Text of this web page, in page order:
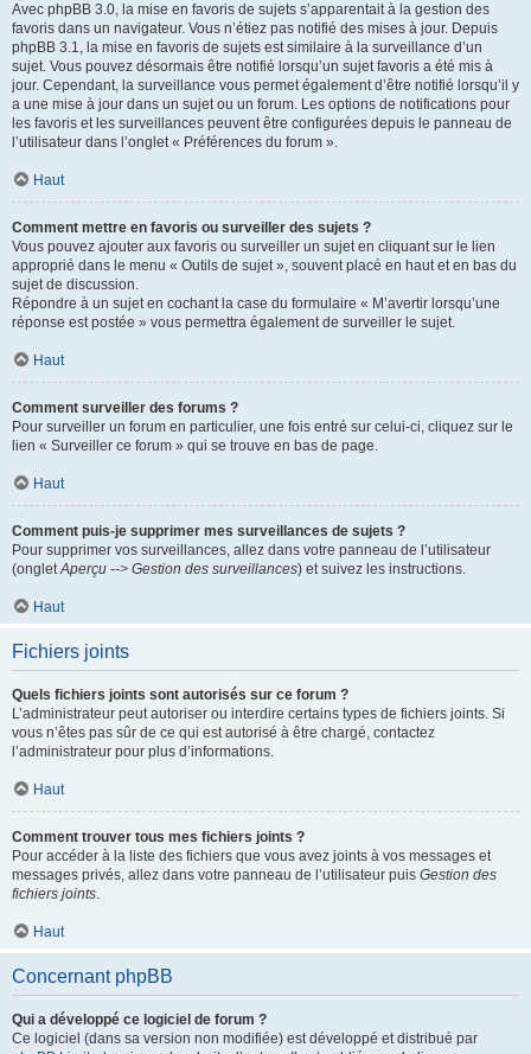
Avec phpBB 3.0, la mise en favoris de sujets s’apparentait à la gestion des
favoris dans un navigateur. Vous n’étiez pas notifié des mises à jour. Depuis
phpBB 3.1, la mise en favoris de sujets est similaire à la surveillance d’un
sujet. Vous pouvez désormais être notifié lorsqu’un sujet favoris a été mis à
jour. Cependant, la surveillance vous permet également d’être notifié lorsqu’il y
a une mise à jour dans un sujet ou un forum. Les options de notifications pour
les favoris et les surveillances peuvent être configurées depuis le panneau de
l’utilisateur dans l’onglet « Préférences du forum ».
Haut
Comment mettre en favoris ou surveiller des sujets ?
Vous pouvez ajouter aux favoris ou surveiller un sujet en cliquant sur le lien
approprié dans le menu « Outils de sujet », souvent placé en haut et en bas du
sujet de discussion.
Répondre à un sujet en cochant la case du formulaire « M’avertir lorsqu’une
réponse est postée » vous permettra également de surveiller le sujet.
Haut
Comment surveiller des forums ?
Pour surveiller un forum en particulier, une fois entré sur celui-ci, cliquez sur le
lien « Surveiller ce forum » qui se trouve en bas de page.
Haut
Comment puis-je supprimer mes surveillances de sujets ?
Pour supprimer vos surveillances, allez dans votre panneau de l’utilisateur
(ongletAperçu --> Gestion des surveillances) et suivez les instructions.
Haut
Fichiers joints
Quels fichiers joints sont autorisés sur ce forum ?
L’administrateur peut autoriser ou interdire certains types de fichiers joints. Si
vous n’êtes pas sûr de ce qui est autorisé à être chargé, contactez
l’administrateur pour plus d’informations.
Haut
Comment trouver tous mes fichiers joints ?
Pour accéder à la liste des fichiers que vous avez joints à vos messages et
messages privés, allez dans votre panneau de l’utilisateur puis Gestion des
fichiers joints.
Haut
Concernant phpBB
Qui a développé ce logiciel de forum ?
Ce logiciel (dans sa version non modifiée) est développé et distribué par